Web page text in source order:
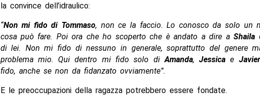
la convince dell’idraulico:
“Non mi fido di Tommaso, non ce la faccio. Lo conosco da solo un
cosa può fare. Poi ora che ho scoperto che è andato a dire aShaila
di lei. Non mi fido di nessuno in generale, soprattutto del genere
problema mio. Qui dentro mi fido solo diAmanda,Jessicae Javier
fido, anche se non da fidanzato ovviamente”.
E le preoccupazioni della ragazza potrebbero essere fondate.